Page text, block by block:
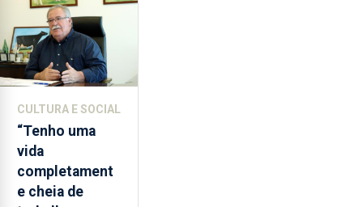
entre
2022
e
2026.
A
ilha
das
Flores
apresenta
um
“decréscimo
CULTURA E SOCIAL
“Tenho uma
vida
completament
e cheia de